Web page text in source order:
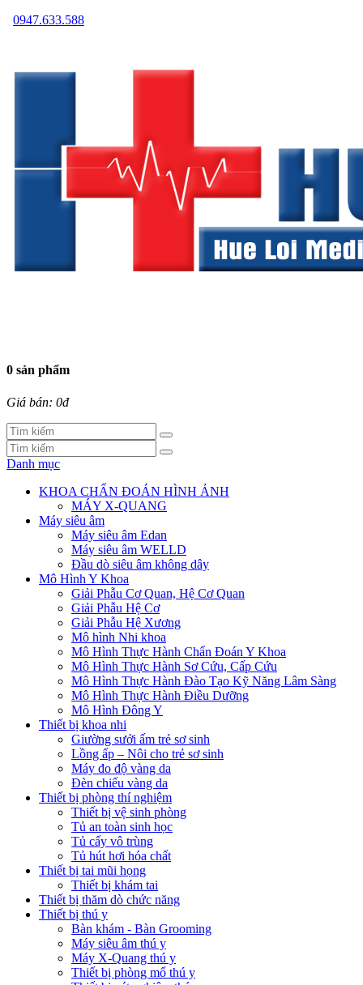
0947.633.588
0 sản phẩm
Giá bán: 0đ
Danh mục
KHOA CHẨN ĐOÁN HÌNH ẢNH
MÁY X-QUANG
Máy siêu âm
Máy siêu âm Edan
Máy siêu âm WELLD
Đầu dò siêu âm không dây
Mô Hình Y Khoa
Giải Phẫu Cơ Quan, Hệ Cơ Quan
Giải Phẫu Hệ Cơ
Giải Phẫu Hệ Xương
Mô hình Nhi khoa
Mô Hình Thực Hành Chẩn Đoán Y Khoa
Mô Hình Thực Hành Sơ Cứu, Cấp Cứu
Mô Hình Thực Hành Đào Tạo Kỹ Năng Lâm Sàng
Mô Hình Thực Hành Điều Dưỡng
Mô Hình Đông Y
Thiết bị khoa nhi
Giường sưởi ấm trẻ sơ sinh
Lồng ấp – Nôi cho trẻ sơ sinh
Máy đo độ vàng da
Đèn chiếu vàng da
Thiết bị phòng thí nghiệm
Thiết bị vệ sinh phòng
Tủ an toàn sinh học
Tủ cấy vô trùng
Tủ hút hơi hóa chất
Thiết bị tai mũi họng
Thiết bị khám tai
Thiết bị thăm dò chức năng
Thiết bị thú y
Bàn khám - Bàn Grooming
Máy siêu âm thú y
Máy X-Quang thú y
Thiết bị phòng mổ thú y